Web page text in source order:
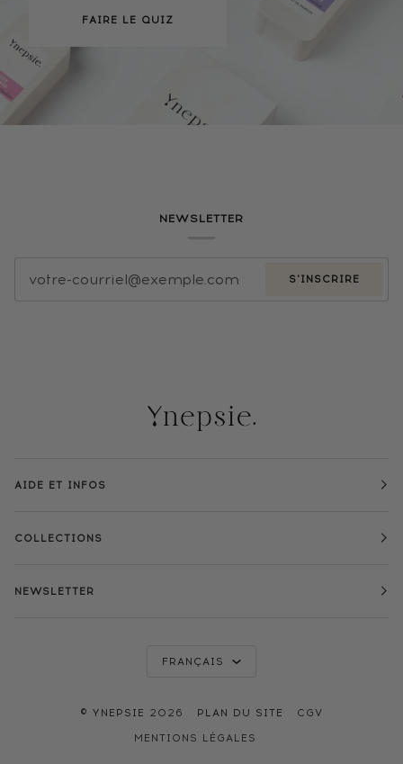
FAIRE LE QUIZ
NEWSLETTER
S'INSCRIRE
AIDE ET INFOS
COLLECTIONS
NEWSLETTER
FRANÇAIS
© YNEPSIE 2026 PLAN DU SITE
CGV
MENTIONS LÉGALES